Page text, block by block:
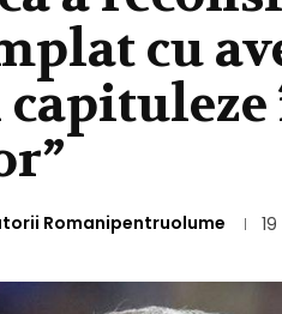
cu
Romanipentruolume